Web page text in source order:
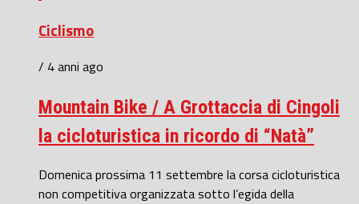
Ciclismo
/ 4 anni ago
Mountain Bike / A Grottaccia di Cingoli
la cicloturistica in ricordo di “Natà”
Domenica prossima 11 settembre la corsa cicloturistica
non competitiva organizzata sotto l’egida della